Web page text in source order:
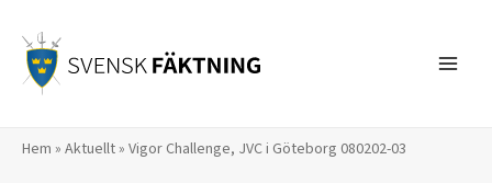
innehåll
Hem » Aktuellt» Vigor Challenge, JVC i Göteborg 080202-03